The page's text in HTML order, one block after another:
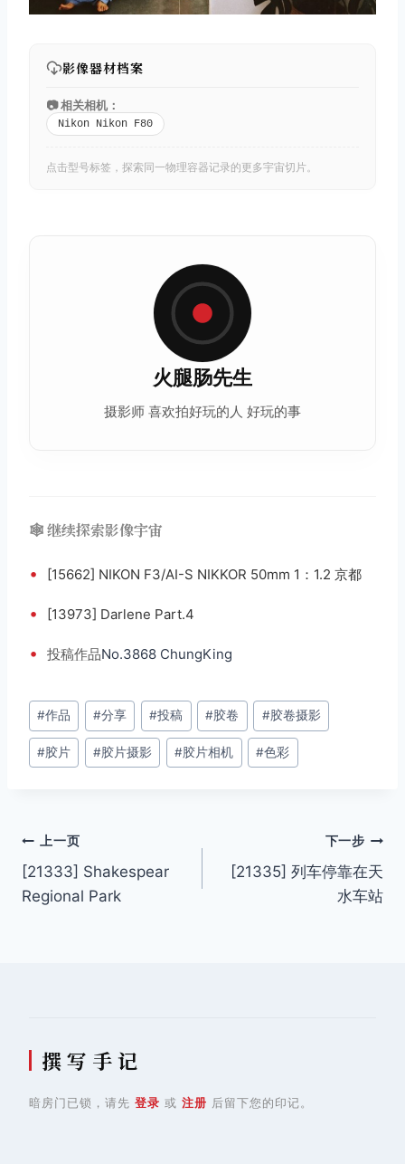
影像器材档案
📷 相关相机：
Nikon Nikon F80
点击型号标签，探索同一物理容器记录的更多宇宙切片。
火腿肠先生
摄影师 喜欢拍好玩的人 好玩的事
🕸️ 继续探索影像宇宙
• [15662] NIKON F3/AI-S NIKKOR 50mm 1：1.2 京都
• [13973] Darlene Part.4
• 投稿作品No.3868 ChungKing
文
章
标
#作品 #分享 #投稿 #胶卷 #胶卷摄影
#胶片 #胶片摄影 #胶片相机 #色彩
文
章
上一页
[21333] Shakespear
Regional Park
下一步
[21335] 列车停靠在天
水车站
撰 写 手 记
暗房门已锁，请先 登录 或 注册 后留下您的印记。